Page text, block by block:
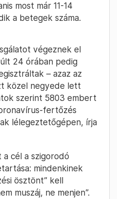
most már 11-14
a betegek száma.
végeznek el
24 órában pedig
– azaz az
közel negyede lett
szerint 5803 embert
fertőzés
lélegeztetőgépen, írja
cél a szigorodó
mindenkinek
ösztönt” kell
muszáj, ne menjen”.